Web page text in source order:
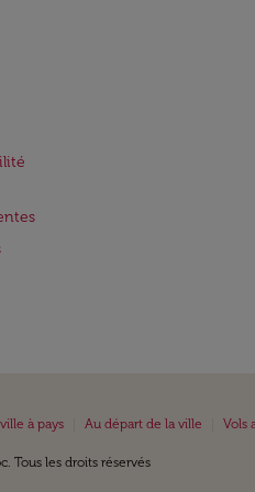
à pays Au départ de la ville Vols
Tous les droits réservés